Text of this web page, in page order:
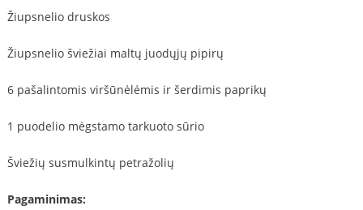
Žiupsnelio druskos
Žiupsnelio šviežiai maltų juodųjų pipirų
6 pašalintomis viršūnėlėmis ir šerdimis paprikų
1 puodelio mėgstamo tarkuoto sūrio
Šviežių susmulkintų petražolių
Pagaminimas: